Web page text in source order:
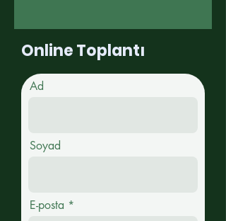
Online Toplantı
Ad
Soyad
E-posta